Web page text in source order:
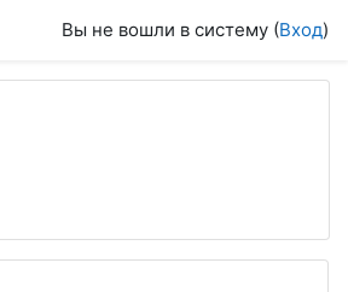
Вы не вошли в систему (Вход)